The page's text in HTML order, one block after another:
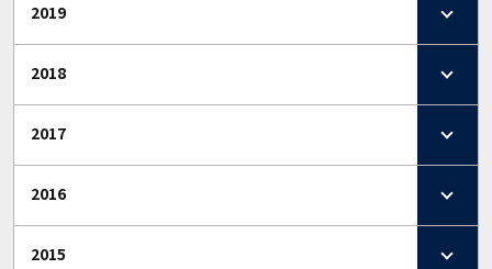
2019
2018
2017
2016
2015